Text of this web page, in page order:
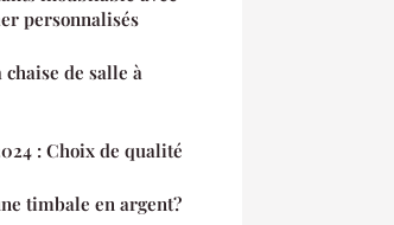
personnalisés
de salle à
: Choix de qualité
timbale en argent?